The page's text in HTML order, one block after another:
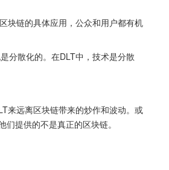
块链的具体应用，公众和用户都有机
分散化的。在DLT中，技术是分散
来远离区块链带来的炒作和波动。或
提供的不是真正的区块链。